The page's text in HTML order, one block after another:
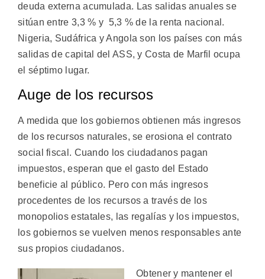
deuda externa acumulada. Las salidas anuales se
sitúan entre 3,3 % y 5,3 % de la renta nacional.
Nigeria, Sudáfrica y Angola son los países con más
salidas de capital del ASS, y Costa de Marfil ocupa
el séptimo lugar.
Auge de los recursos
A medida que los gobiernos obtienen más ingresos
de los recursos naturales, se erosiona el contrato
social fiscal. Cuando los ciudadanos pagan
impuestos, esperan que el gasto del Estado
beneficie al público. Pero con más ingresos
procedentes de los recursos a través de los
monopolios estatales, las regalías y los impuestos,
los gobiernos se vuelven menos responsables ante
sus propios ciudadanos.
Obtener y mantener el